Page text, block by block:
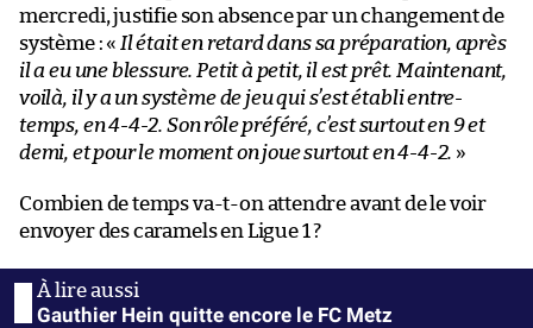
mercredi, justifie son absence par un changement de
système : « Il était en retard dans sa préparation, après
il a eu une blessure. Petit à petit, il est prêt. Maintenant,
voilà, il y a un système de jeu qui s’est établi entre-
temps, en 4-4-2. Son rôle préféré, c’est surtout en 9 et
demi, et pour le moment on joue surtout en 4-4-2. »
Combien de temps va-t-on attendre avant de le voir
envoyer des caramels en Ligue 1 ?
Gauthier Hein quitte encore le FC Metz